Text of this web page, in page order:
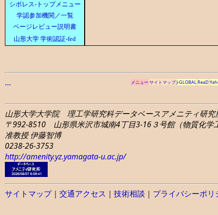
シボレス-トップメニュー
学認参加機関／一覧
ページレビュー説明書
山形大学 学術認証-fed
… メニューサイトマップJ-GLOBALReaD
山形大学大学院 理工学研究科データベースアメニティ研究
〒992-8510 山形県米沢市城南4丁目3-16３号館（物質化学
准教授 伊藤智博
0238-26-3753
http://amenity.yz.yamagata-u.ac.jp/
サイトマップ｜ 交通アクセス ｜ 技術相談 ｜ プライバシーポリ